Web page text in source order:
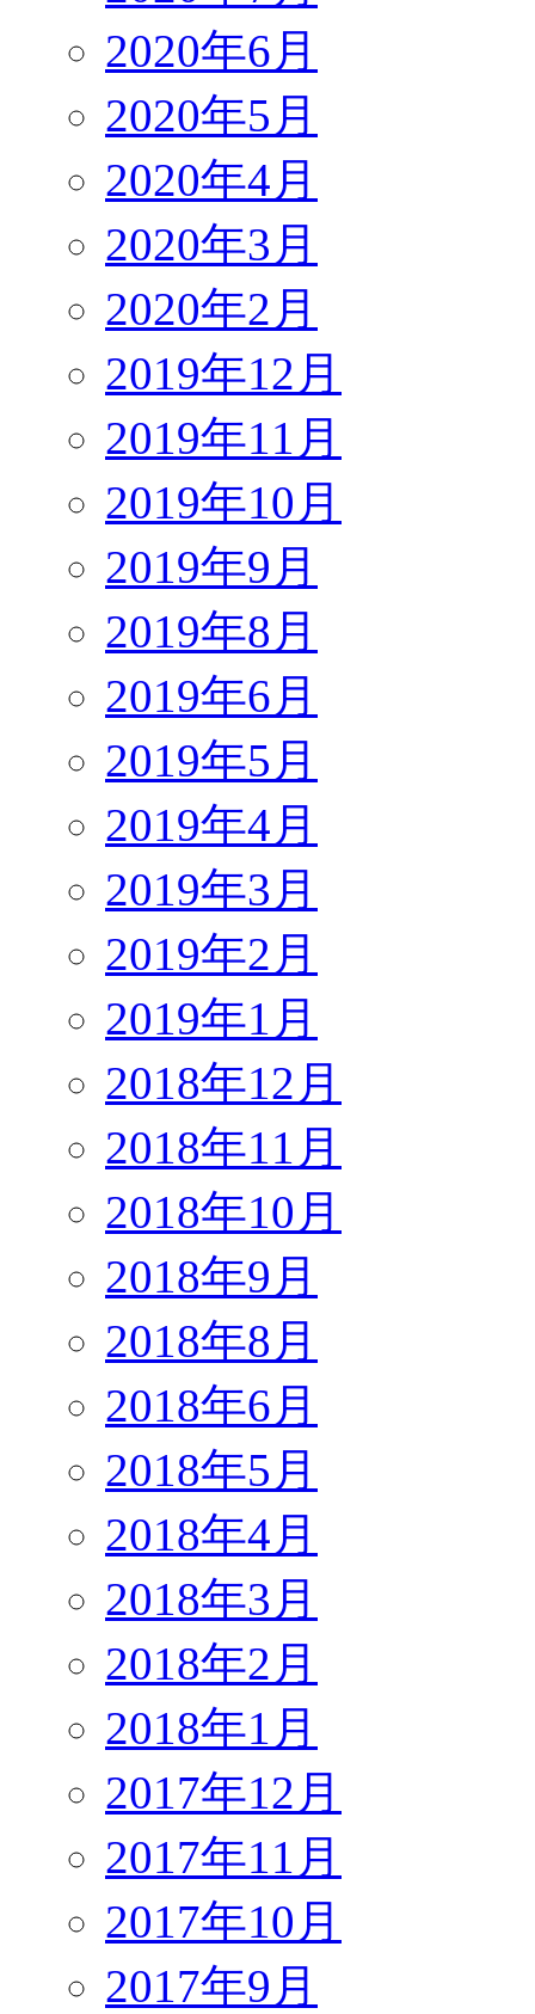
2020年6月
2020年5月
2020年4月
2020年3月
2020年2月
2019年12月
2019年11月
2019年10月
2019年9月
2019年8月
2019年6月
2019年5月
2019年4月
2019年3月
2019年2月
2019年1月
2018年12月
2018年11月
2018年10月
2018年9月
2018年8月
2018年6月
2018年5月
2018年4月
2018年3月
2018年2月
2018年1月
2017年12月
2017年11月
2017年10月
2017年9月